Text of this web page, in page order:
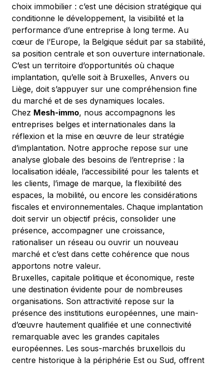
choix immobilier : c’est une décision stratégique qui
conditionne le développement, la visibilité et la
performance d’une entreprise à long terme. Au
cœur de l’Europe, la Belgique séduit par sa stabilité,
sa position centrale et son ouverture internationale.
C’est un territoire d’opportunités où chaque
implantation, qu’elle soit à Bruxelles, Anvers ou
Liège, doit s’appuyer sur une compréhension fine
du marché et de ses dynamiques locales.
Chez Mesh-immo, nous accompagnons les
entreprises belges et internationales dans la
réflexion et la mise en œuvre de leur stratégie
d’implantation. Notre approche repose sur une
analyse globale des besoins de l’entreprise : la
localisation idéale, l’accessibilité pour les talents et
les clients, l’image de marque, la flexibilité des
espaces, la mobilité, ou encore les considérations
fiscales et environnementales. Chaque implantation
doit servir un objectif précis, consolider une
présence, accompagner une croissance,
rationaliser un réseau ou ouvrir un nouveau
marché et c’est dans cette cohérence que nous
apportons notre valeur.
Bruxelles, capitale politique et économique, reste
une destination évidente pour de nombreuses
organisations. Son attractivité repose sur la
présence des institutions européennes, une main-
d’œuvre hautement qualifiée et une connectivité
remarquable avec les grandes capitales
européennes. Les sous-marchés bruxellois du
centre historique à la périphérie Est ou Sud, offrent